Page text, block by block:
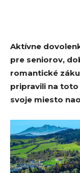
Aktívne
pre seniorov,
romantické
pripravili na
svoje miesto